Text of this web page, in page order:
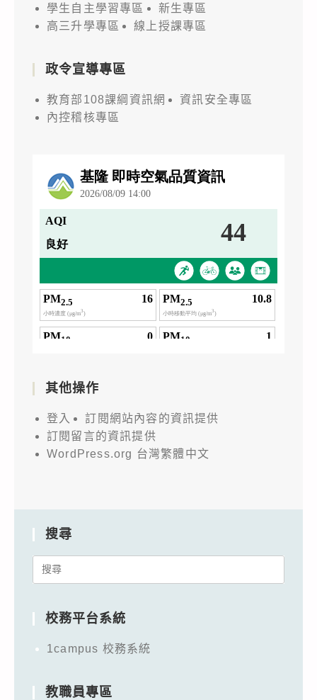
學生自主學習專區
新生專區
高三升學專區
線上授課專區
政令宣導專區
教育部108課綱資訊網
資訊安全專區
內控稽核專區
其他操作
登入
訂閱網站內容的資訊提供
訂閱留言的資訊提供
WordPress.org 台灣繁體中文
搜尋
Search
校務平台系統
1campus 校務系統
教職員專區